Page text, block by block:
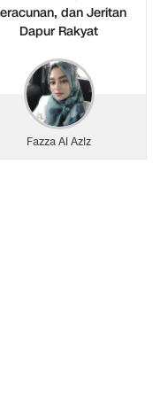
dan Jeritan
Dapur Rakyat
Fazza Al Aziz